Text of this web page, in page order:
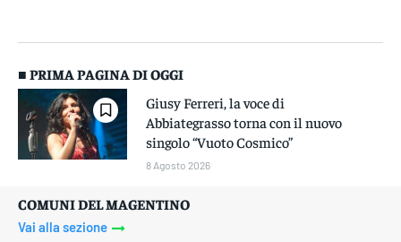
■ PRIMA PAGINA DI OGGI
Giusy Ferreri, la voce di
Abbiategrasso torna con il nuovo
singolo “Vuoto Cosmico”
8 Agosto 2026
COMUNI DEL MAGENTINO
Vai alla sezione